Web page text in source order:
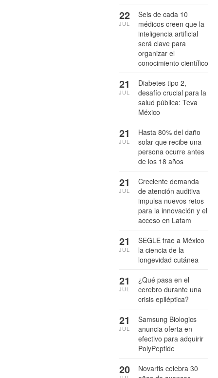
Seis de cada 10
médicos creen que la
inteligencia artificial
será clave para
organizar el
conocimiento científico
22
JUL
Diabetes tipo 2,
desafío crucial para la
salud pública: Teva
México
21
JUL
Hasta 80% del daño
solar que recibe una
persona ocurre antes
de los 18 años
21
JUL
Creciente demanda
de atención auditiva
impulsa nuevos retos
para la innovación y el
acceso en Latam
21
JUL
SEGLE trae a México
la ciencia de la
longevidad cutánea
21
JUL
¿Qué pasa en el
cerebro durante una
crisis epiléptica?
21
JUL
Samsung Biologics
anuncia oferta en
efectivo para adquirir
PolyPeptide
21
JUL
Novartis celebra 30
20